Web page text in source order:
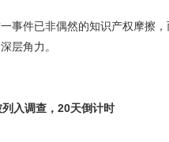
事件已非偶然的知识产权摩擦
层角力。
入调查，20天倒计时